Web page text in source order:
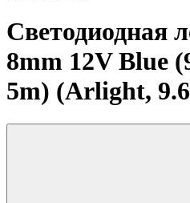
Светодиодная
8mm 12V Blue
5m) (Arlight,